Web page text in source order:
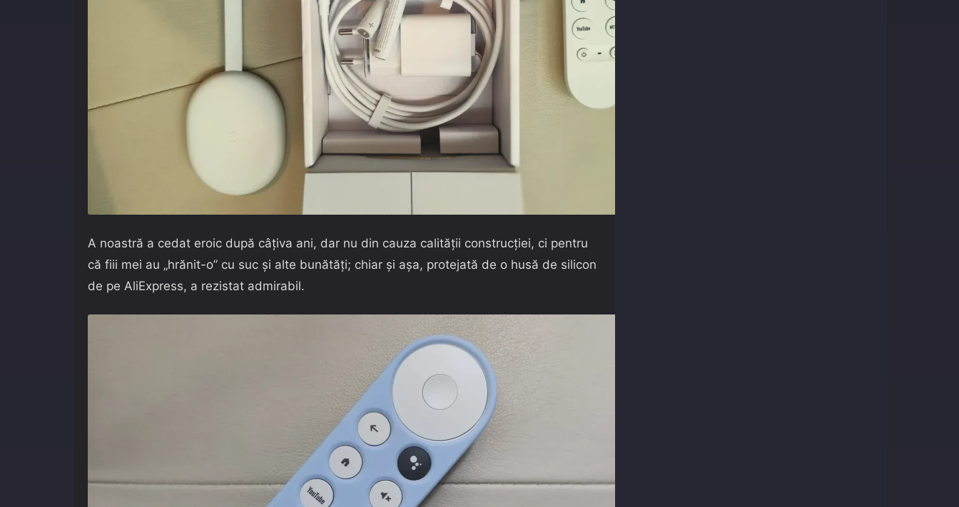
A noastră a cedat eroic după câțiva ani, dar nu din cauza calității construcției, ci pentru
că fiii mei au „hrănit-o” cu suc și alte bunătăți; chiar și așa, protejată de o husă de silicon
de pe AliExpress, a rezistat admirabil.